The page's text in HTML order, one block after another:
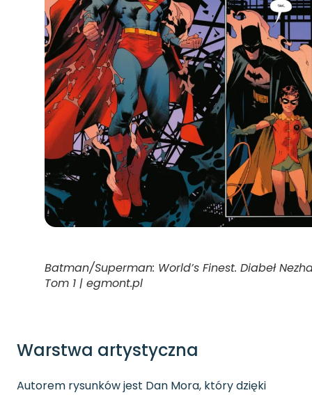
Batman/Superman: World’s Finest. Diabeł
Tom 1 | egmont.pl
Warstwa artystyczna
Autorem rysunków jest Dan Mora, który dzięki